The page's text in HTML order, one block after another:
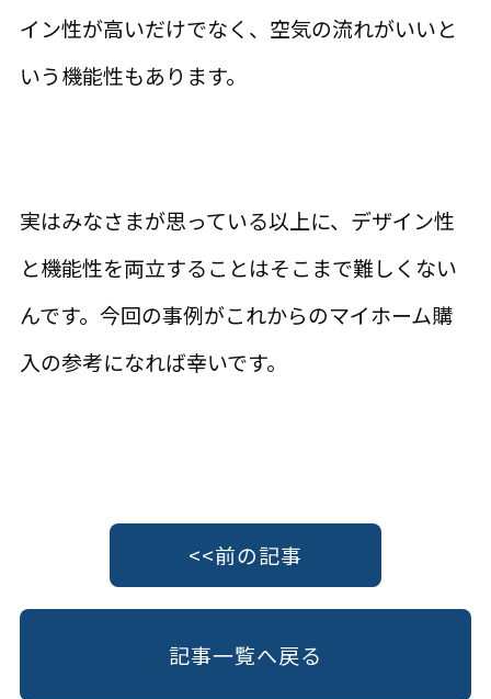
イン性が高いだけでなく、空気の流れがいいと
いう機能性もあります。
実はみなさまが思っている以上に、デザイン性
と機能性を両立することはそこまで難しくない
んです。今回の事例がこれからのマイホーム購
入の参考になれば幸いです。
<<前の記事
記事一覧へ戻る